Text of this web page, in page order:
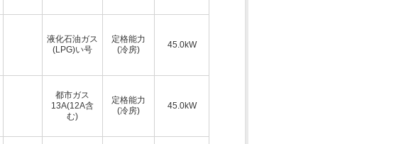
液化石油ガス
(LPG)い号
定格能力
(冷房)
45.0kW
都市ガス
13A(12A含
む)
定格能力
(冷房)
45.0kW